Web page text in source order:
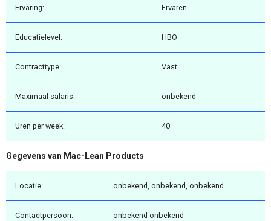
Ervaring: Ervaren
Educatielevel: HBO
Contracttype: Vast
Maximaal salaris: onbekend
Uren per week: 40
Gegevens van Mac-Lean Products
Locatie: onbekend, onbekend, onbekend
Contactpersoon: onbekend onbekend